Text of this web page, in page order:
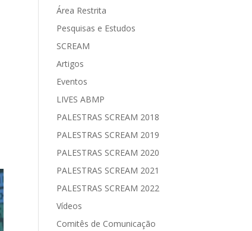
Área Restrita
Pesquisas e Estudos
SCREAM
Artigos
Eventos
LIVES ABMP
PALESTRAS SCREAM 2018
PALESTRAS SCREAM 2019
PALESTRAS SCREAM 2020
PALESTRAS SCREAM 2021
PALESTRAS SCREAM 2022
Vídeos
Comitês de Comunicação